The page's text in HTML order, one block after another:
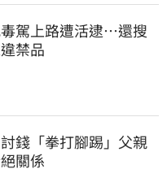
駕上路遭活逮…還搜
禁品
錢「拳打腳踢」父親
關係